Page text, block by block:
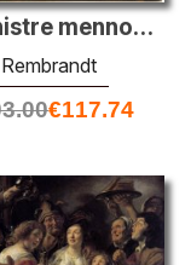
Le ministre mennonite Cornelis Claesz
Rembrandt
€117.74